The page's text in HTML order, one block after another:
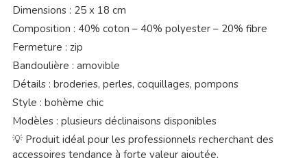
Dimensions : 25 x 18 cm
Composition : 40% coton – 40% polyester – 20% fibre
Fermeture : zip
Bandoulière : amovible
Détails : broderies, perles, coquillages, pompons
Style : bohème chic
Modèles : plusieurs déclinaisons disponibles
💡 Produit idéal pour les professionnels recherchant des
accessoires tendance à forte valeur ajoutée.